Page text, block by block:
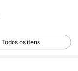
Todos os itens